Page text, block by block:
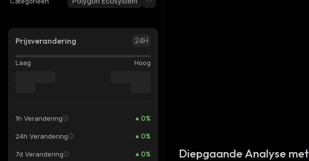
Prijsverandering 24H
Laag Hoog
1h Verandering 0%
24h Verandering 0%
7d Verandering 0% Diepgaande Analyse met